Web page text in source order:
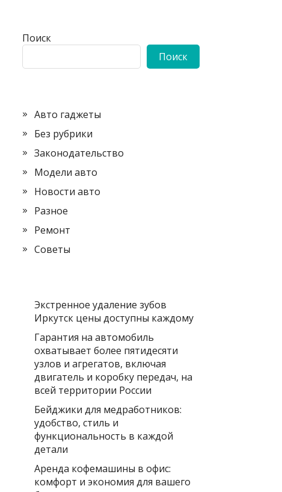
Поиск
Поиск
Авто гаджеты
Без рубрики
Законодательство
Модели авто
Новости авто
Разное
Ремонт
Советы
Экстренное удаление зубов
Иркутск цены доступны каждому
Гарантия на автомобиль
охватывает более пятидесяти
узлов и агрегатов, включая
двигатель и коробку передач, на
всей территории России
Бейджики для медработников:
удобство, стиль и
функциональность в каждой
детали
Аренда кофемашины в офис:
комфорт и экономия для вашего